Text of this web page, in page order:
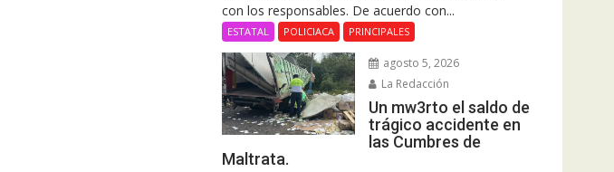
con los responsables. De acuerdo con...
ESTATAL POLICIACA PRINCIPALES
agosto 5, 2026
La Redacción
Un mw3rto el saldo de
trágico accidente en
las Cumbres de
Maltrata.